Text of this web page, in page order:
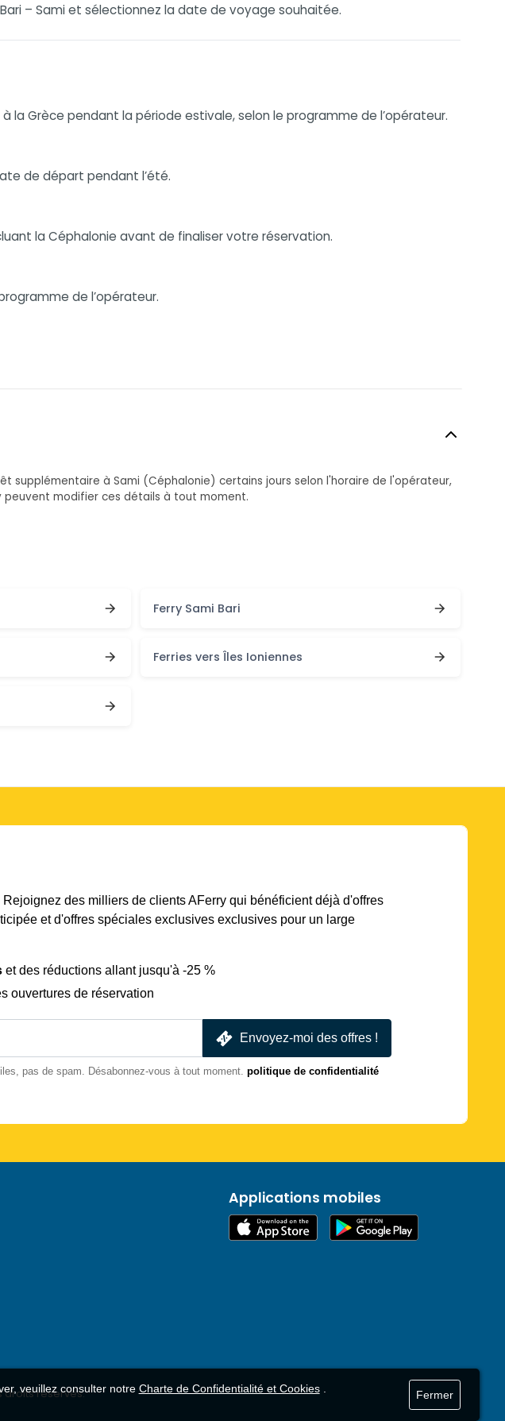
– Sami et sélectionnez la date de voyage souhaitée.
la Grèce pendant la période estivale, selon le programme de l’opérateur.
de départ pendant l’été.
la Céphalonie avant de finaliser votre réservation.
de l’opérateur.
supplémentaire à Sami (Céphalonie) certains jours selon l'horaire de l'opérateur,
modifier ces détails à tout moment.
Ferry Sami Bari
Ferries vers Îles Ioniennes
des milliers de clients AFerry qui bénéficient déjà d'offres
et d'offres spéciales exclusives exclusives pour un large
et des réductions allant jusqu'à -25 %
ouvertures de réservation
Envoyez-moi des offres !
pas de spam. Désabonnez-vous à tout moment. politique de confidentialité
Applications mobiles
droits réservés.
veuillez consulter notre Charte de Confidentialité et Cookies. Fermer